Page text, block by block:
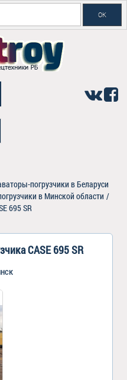
погрузчики в Беларуси
в Минской области /
695 SR
CASE 695 SR